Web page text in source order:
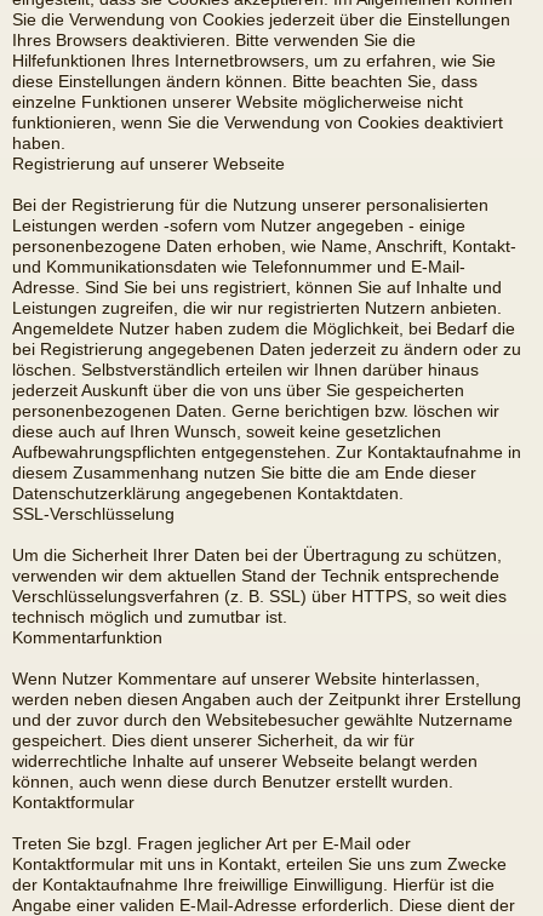
Sie die Verwendung von Cookies jederzeit über die Einstellungen
Ihres Browsers deaktivieren. Bitte verwenden Sie die
Hilfefunktionen Ihres Internetbrowsers, um zu erfahren, wie Sie
diese Einstellungen ändern können. Bitte beachten Sie, dass
einzelne Funktionen unserer Website möglicherweise nicht
funktionieren, wenn Sie die Verwendung von Cookies deaktiviert
haben.
Registrierung auf unserer Webseite
Bei der Registrierung für die Nutzung unserer personalisierten
Leistungen werden -sofern vom Nutzer angegeben - einige
personenbezogene Daten erhoben, wie Name, Anschrift, Kontakt-
und Kommunikationsdaten wie Telefonnummer und E-Mail-
Adresse. Sind Sie bei uns registriert, können Sie auf Inhalte und
Leistungen zugreifen, die wir nur registrierten Nutzern anbieten.
Angemeldete Nutzer haben zudem die Möglichkeit, bei Bedarf die
bei Registrierung angegebenen Daten jederzeit zu ändern oder zu
löschen. Selbstverständlich erteilen wir Ihnen darüber hinaus
jederzeit Auskunft über die von uns über Sie gespeicherten
personenbezogenen Daten. Gerne berichtigen bzw. löschen wir
diese auch auf Ihren Wunsch, soweit keine gesetzlichen
Aufbewahrungspflichten entgegenstehen. Zur Kontaktaufnahme in
diesem Zusammenhang nutzen Sie bitte die am Ende dieser
Datenschutzerklärung angegebenen Kontaktdaten.
SSL-Verschlüsselung
Um die Sicherheit Ihrer Daten bei der Übertragung zu schützen,
verwenden wir dem aktuellen Stand der Technik entsprechende
Verschlüsselungsverfahren (z. B. SSL) über HTTPS, so weit dies
technisch möglich und zumutbar ist.
Kommentarfunktion
Wenn Nutzer Kommentare auf unserer Website hinterlassen,
werden neben diesen Angaben auch der Zeitpunkt ihrer Erstellung
und der zuvor durch den Websitebesucher gewählte Nutzername
gespeichert. Dies dient unserer Sicherheit, da wir für
widerrechtliche Inhalte auf unserer Webseite belangt werden
können, auch wenn diese durch Benutzer erstellt wurden.
Kontaktformular
Treten Sie bzgl. Fragen jeglicher Art per E-Mail oder
Kontaktformular mit uns in Kontakt, erteilen Sie uns zum Zwecke
der Kontaktaufnahme Ihre freiwillige Einwilligung. Hierfür ist die
Angabe einer validen E-Mail-Adresse erforderlich. Diese dient der